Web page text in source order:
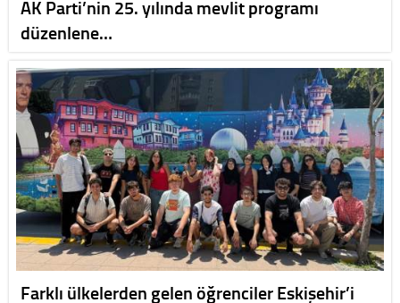
AK Parti’nin 25. yılında mevlit programı
düzenlene…
Farklı ülkelerden gelen öğrenciler Eskişehir’i